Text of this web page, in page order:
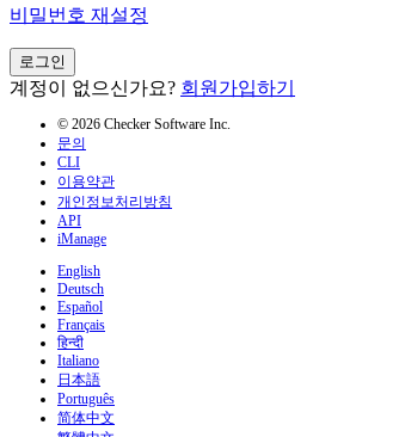
비밀번호 재설정
로그인
계정이 없으신가요? 회원가입하기
© 2026 Checker Software Inc.
문의
CLI
이용약관
개인정보처리방침
API
iManage
English
Deutsch
Español
Français
हिन्दी
Italiano
日本語
Português
简体中文